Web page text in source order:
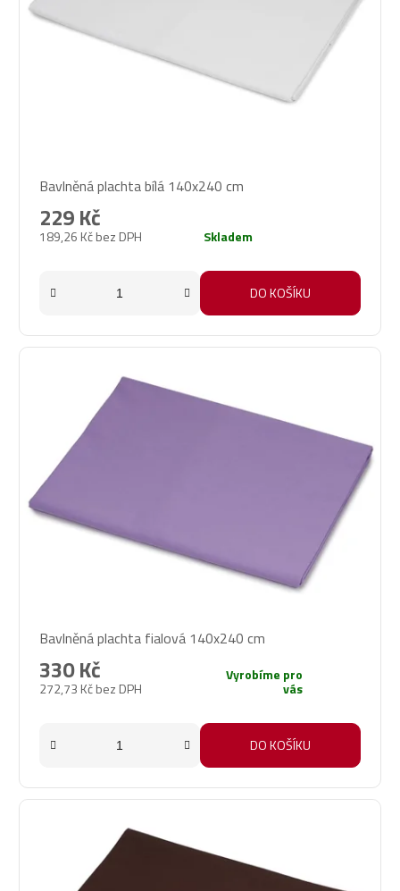
hodnocení
produktu
je
Bavlněná plachta bílá 140x240 cm
189,26 Kč bez DPH
229 Kč
Skladem
DO KOŠÍKU
Bavlněná plachta fialová 140x240 cm
272,73 Kč bez DPH
330 Kč Vyrobíme pro
vás
DO KOŠÍKU